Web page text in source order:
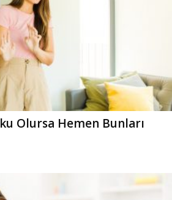
Olursa Hemen Bunları